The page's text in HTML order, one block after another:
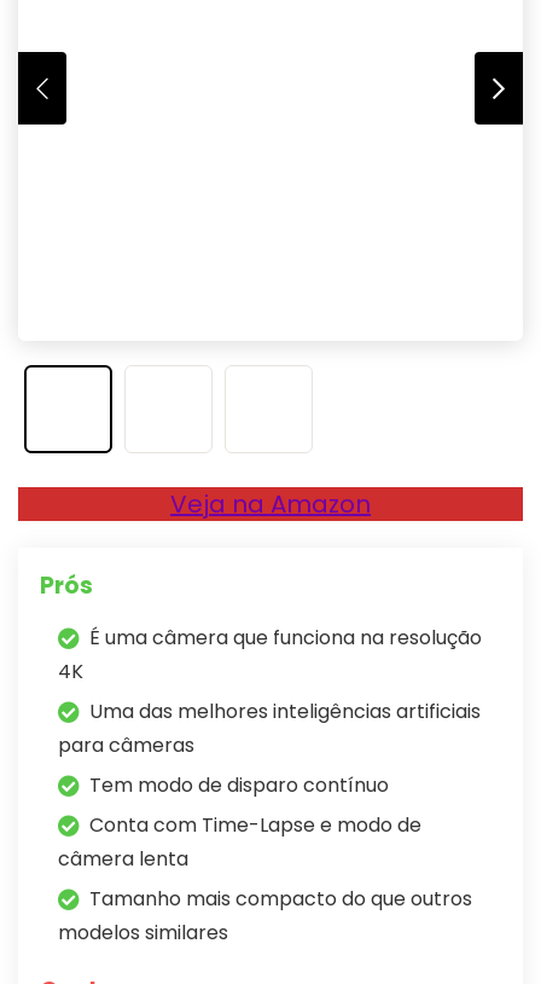
Veja na Amazon
Prós
É uma câmera que funciona na resolução
4K
Uma das melhores inteligências artificiais
para câmeras
Tem modo de disparo contínuo
Conta com Time-Lapse e modo de
câmera lenta
Tamanho mais compacto do que outros
modelos similares